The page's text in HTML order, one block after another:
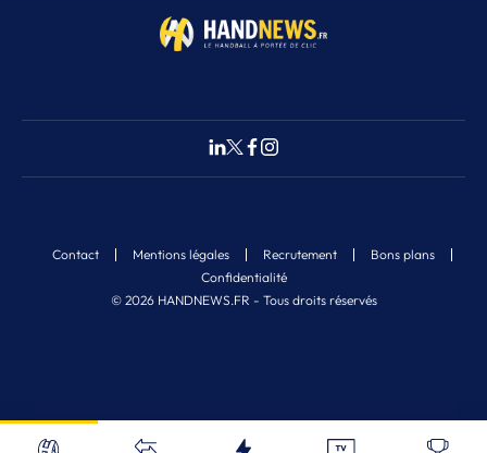
Fermer
© 2026 HANDNEWS.FR - Tous droits réservés
Contact Mentions légales Recrutement
Bons plans
Confidentialité
Nos derniers articles